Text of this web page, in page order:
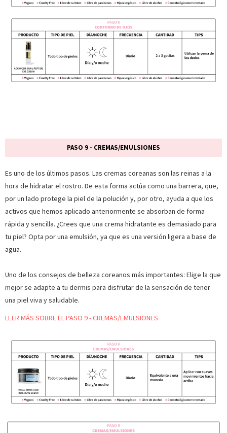
PASO 9 - CREMAS/EMULSIONES
Es uno de los últimos pasos. Las cremas coreanas son las reinas a la
hora de hidratar el rostro. De esta forma actúa como una barrera, que,
por un lado protege la piel de la polución y, por otro, ayuda a que los
activos que hemos aplicado anteriormente se absorban de forma
rápida y sencilla. ¿Crees que una crema hidratante es demasiado para
tu piel? Opta por una emulsión, ya que es una versión ligera a base de
agua.
Uno de los consejos de belleza coreanos más importantes: Elige la que
mejor se adapte a tu dermis para disfrutar de la sensación de tener
una piel viva y saludable.
LEER MÁS SOBRE EL PASO 9 - CREMAS/EMULSIONES